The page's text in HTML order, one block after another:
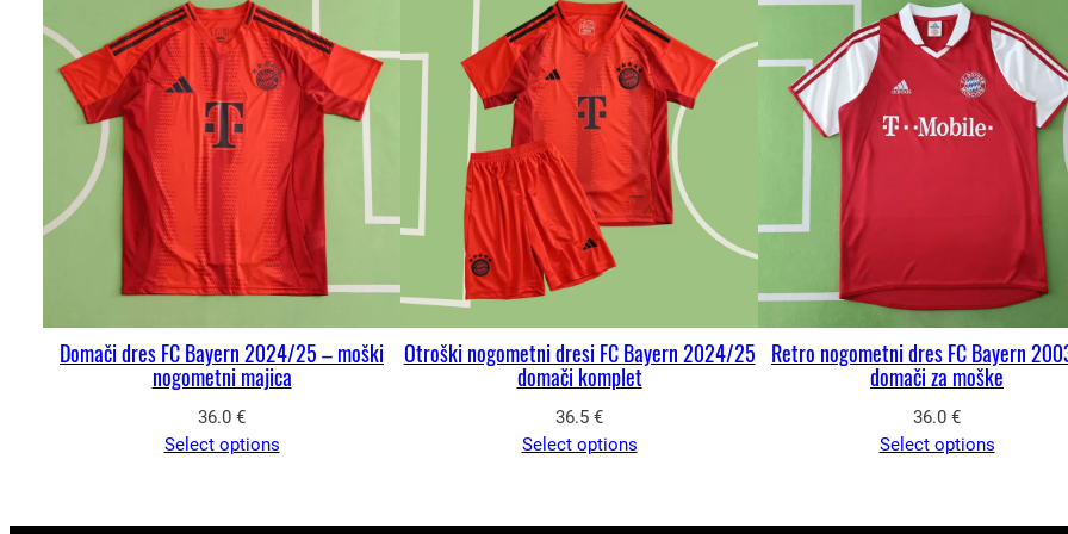
Domači dres FC Bayern 2024/25 – moški
nogometni majica
36.0 €
Select options
Otroški nogometni dresi FC Bayern 2024/25
domači komplet
36.5 €
Select options
Retro nogometni dres FC Bayern
domači za moške
36.0 €
Select options